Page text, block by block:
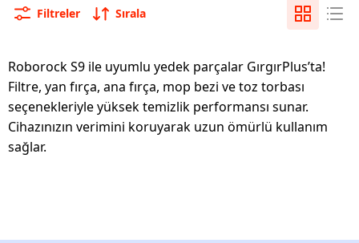
Filtreler Sırala
Roborock S9 ile uyumlu yedek parçalar GırgırPlus’ta!
Filtre, yan fırça, ana fırça, mop bezi ve toz torbası
seçenekleriyle yüksek temizlik performansı sunar.
Cihazınızın verimini koruyarak uzun ömürlü kullanım
sağlar.